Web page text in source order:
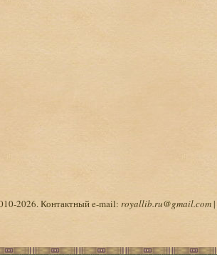
2026. Контактный e-mail: royallib.ru@gmail.com|